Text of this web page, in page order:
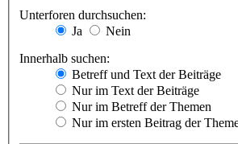
Unterforen durchsuchen:
Ja
Nein
Innerhalb suchen:
Betreff und Text der Beiträge
Nur im Text der Beiträge
Nur im Betreff der Themen
Nur im ersten Beitrag der